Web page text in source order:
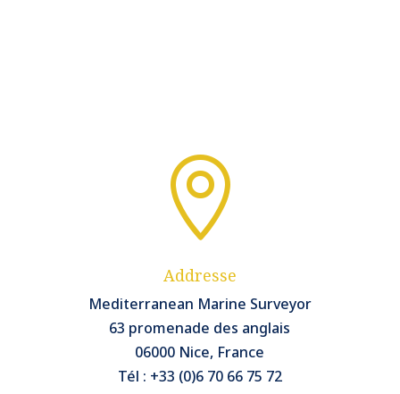

Addresse
Mediterranean Marine Surveyor
63 promenade des anglais
06000 Nice, France
Tél : +33 (0)6 70 66 75 72